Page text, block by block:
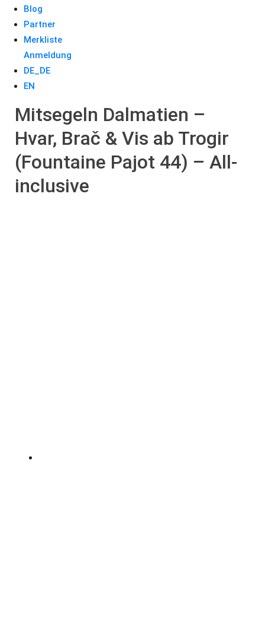
Blog
Partner
Merkliste
Anmeldung
DE_DE
EN
Mitsegeln Dalmatien –
Hvar, Brač & Vis ab Trogir
(Fountaine Pajot 44) – All-
inclusive